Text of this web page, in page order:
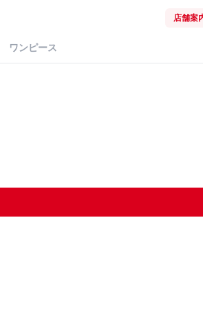
店舗案
ワンピース